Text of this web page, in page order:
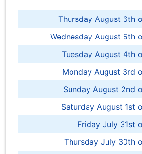
Thursday August 6th
Wednesday August 5th
Tuesday August 4th
Monday August 3rd
Sunday August 2nd
Saturday August 1st
Friday July 31st
Thursday July 30th